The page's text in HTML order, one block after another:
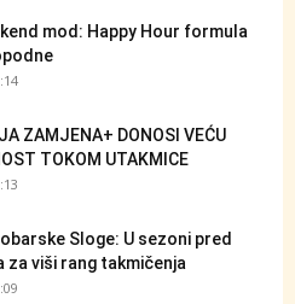
mod: Happy Hour formula
ZAMJENA+ DONOSI VEĆU
TOKOM UTAKMICE
Sloge: U sezoni pred
za viši rang takmičenja